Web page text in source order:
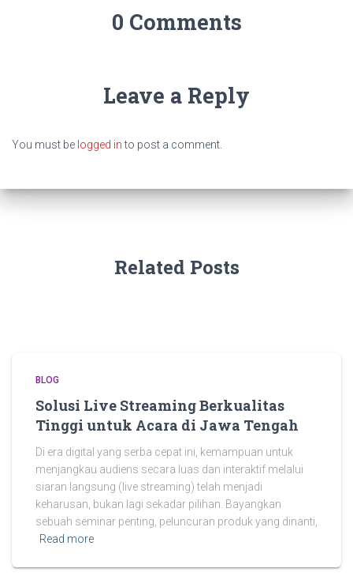
0 Comments
Leave a Reply
You must be logged into post a comment.
Related Posts
BLOG
Solusi Live Streaming Berkualitas
Tinggi untuk Acara di Jawa Tengah
Di era digital yang serba cepat ini, kemampuan untuk
menjangkau audiens secara luas dan interaktif melalui
siaran langsung (live streaming) telah menjadi
keharusan, bukan lagi sekadar pilihan. Bayangkan
sebuah seminar penting, peluncuran produk yang dinanti,
Read more